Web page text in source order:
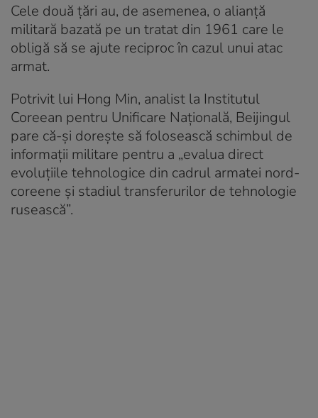
Cele două țări au, de asemenea, o alianță
militară bazată pe un tratat din 1961 care le
obligă să se ajute reciproc în cazul unui atac
armat.
Potrivit lui Hong Min, analist la Institutul
Coreean pentru Unificare Națională, Beijingul
pare că-și dorește să folosească schimbul de
informații militare pentru a „evalua direct
evoluțiile tehnologice din cadrul armatei nord-
coreene și stadiul transferurilor de tehnologie
rusească”.